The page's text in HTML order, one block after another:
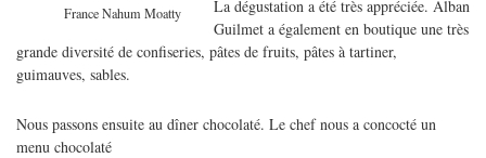
France Nahum Moatty
La dégustation a été très appréciée. Alban
Guilmet a également en boutique une très
grande diversité de confiseries, pâtes de fruits, pâtes à tartiner,
guimauves, sables.
Nous passons ensuite au dîner chocolaté. Le chef nous a concocté un
menu chocolaté